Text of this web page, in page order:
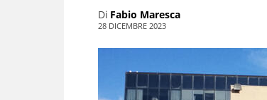
Di Fabio Maresca
28 DICEMBRE 2023